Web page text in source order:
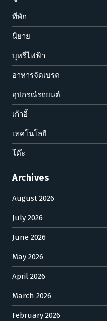
ที่พัก
นิยาย
บุหรี่ไฟฟ้า
อาหารจัดเบรค
อุปกรณ์รถยนต์
เก้าอี้
เทคโนโลยี
โต๊ะ
Archives
August 2026
July 2026
June 2026
May 2026
April 2026
March 2026
February 2026